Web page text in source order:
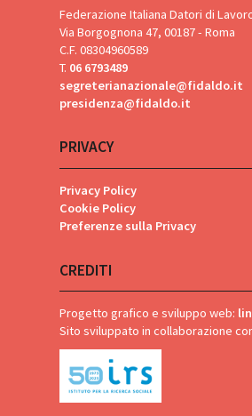
Federazione Italiana Datori di
Via Borgognona 47, 00187 - Roma
C.F. 08304960589
T. 06 6793489
segreterianazionale@fidaldo.it
presidenza@fidaldo.it
PRIVACY
Privacy Policy
Cookie Policy
Preferenze sulla Privacy
CREDITI
Progetto grafico e sviluppo web:
Sito sviluppato in collaborazione